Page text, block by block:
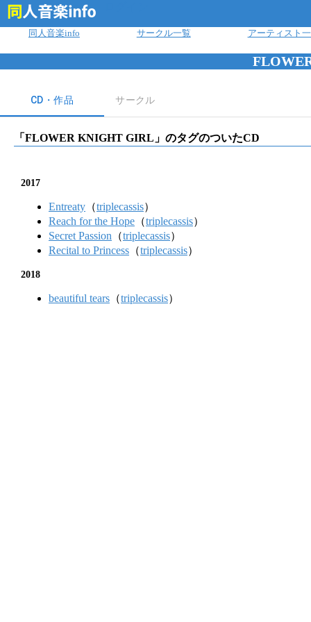
同人音楽info サークル一覧 アーティスト
CD・作品 サークル
「 FLOWER KNIGHT GIRL 」のタグのついたCD
2017
Entreaty （triplecassis）
Reach for the Hope （triplecassis）
Secret Passion （triplecassis）
Recital to Princess （triplecassis）
2018
beautiful tears （triplecassis）